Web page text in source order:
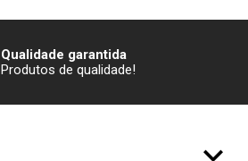
Qualidade garantida
Produtos de qualidade!